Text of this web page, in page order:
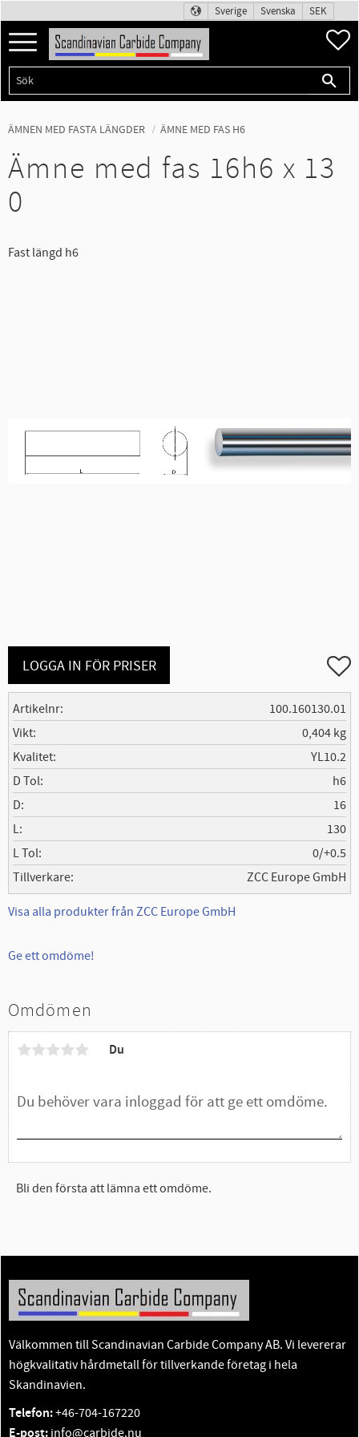
Meny
Sverige Svenska SEK
ÄMNEN MED FASTA LÄNGDER ÄMNE MED FAS H6
Ämne med fas 16h6 x 13
0
Fast längd h6
LOGGA IN FÖR PRISER Lägg
Artikelnr
100.160130.01
Vikt
0,404 kg
Kvalitet
YL10.2
D Tol
h6
D
16
L
130
L Tol
0/+0.5
Tillverkare
ZCC Europe GmbH
Visa alla produkter från ZCC Europe GmbH
Ge ett omdöme!
Omdömen
Du
Bli den första att lämna ett omdöme.
Välkommen till Scandinavian Carbide Company AB. Vi levererar
högkvalitativ hårdmetall för tillverkande företag i hela
Skandinavien.
Telefon:+46-704-167220
E-post: info@carbide.nu